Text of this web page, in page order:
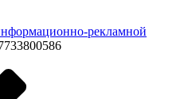
рекламной